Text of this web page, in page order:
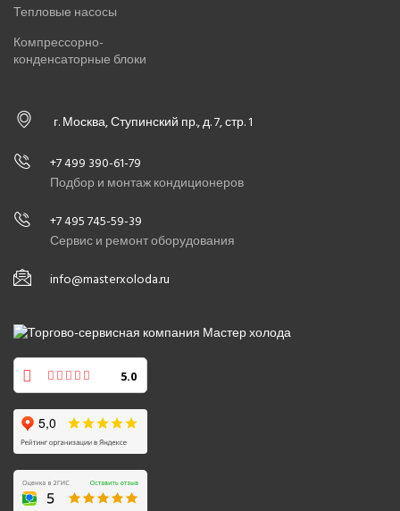
Тепловые насосы
Компрессорно-
конденсаторные блоки
г. Москва, Ступинский пр., д. 7, стр. 1
+7 499 390-61-79
Подбор и монтаж кондиционеров
+7 495 745-59-39
Сервис и ремонт оборудования
info@masterxoloda.ru
5.0